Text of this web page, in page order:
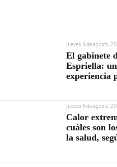
jueves 6 de agosto,
El gabinete
Espriella:
experiencia
jueves 6 de agosto,
Calor
cuáles son
la salud,